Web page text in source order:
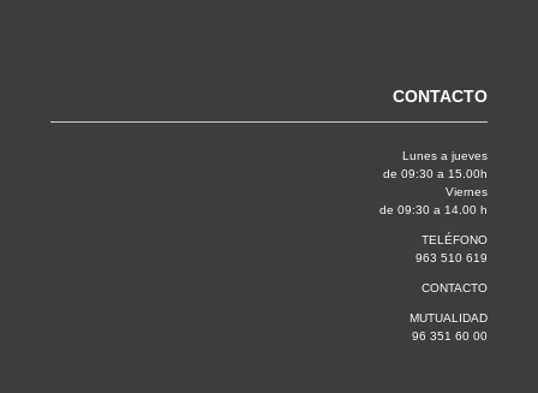
CONTACTO
Lunes a jueves
de 09:30 a 15.00h
Viernes
de 09:30 a 14.00 h
TELÉFONO
963 510 619
CONTACTO
MUTUALIDAD
96 351 60 00